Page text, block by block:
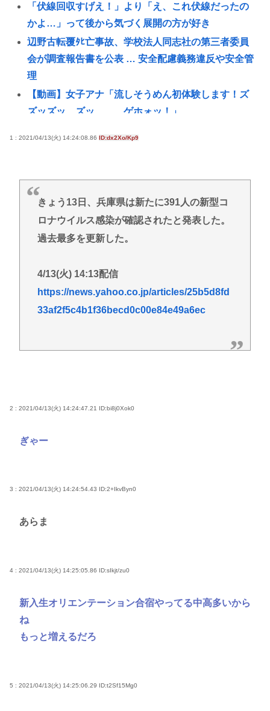
「伏線回収すげえ！」より「え、これ伏線だったの
かよ…」って後から気づく展開の方が好き
辺野古転覆ﾀﾋ亡事故、学校法人同志社の第三者委員
会が調査報告書を公表 … 安全配慮義務違反や安全管
理
【動画】女子アナ「流しそうめん初体験します！ズ
ズッズッ…ズッ………ゲホォッ！」
食(1498円)」、肉の量が少なすぎて大炎上してしま
う…www
【悲報】NHKさん、女がいかにイージーモードかを
わかりやすく放映してしまうwww
支持」言及 [8/10]
【朗報】めっちゃカメレオン、売上147億円規模も
「俺等になんの得もなくこんなもん」
1 : 2021/04/13(火) 14:24:08.86 ID:dx2Xo/Kp9
きょう13日、兵庫県は新たに391人の新型コ
ロナウイルス感染が確認されたと発表した。
過去最多を更新した。
4/13(火) 14:13配信
https://news.yahoo.co.jp/articles/25b5d8fd
33af2f5c4b1f36becd0c00e84e49a6ec
2 : 2021/04/13(火) 14:24:47.21 ID:bi8j0Xok0
ぎゃー
3 : 2021/04/13(火) 14:24:54.43 ID:2+IkvByn0
あらま
4 : 2021/04/13(火) 14:25:05.86 ID:sIkjt/zu0
新入生オリエンテーション合宿やってる中高多いから
ね
もっと増えるだろ
5 : 2021/04/13(火) 14:25:06.29 ID:t2Sf15Mg0